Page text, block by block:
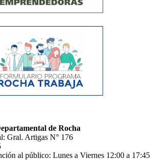
de Rocha
Gral. Artigas N° 176
al público: Lunes a Viernes 12:00 a 17:45